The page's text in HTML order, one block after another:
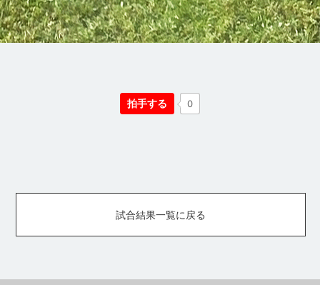
拍手する 0
試合結果一覧に戻る